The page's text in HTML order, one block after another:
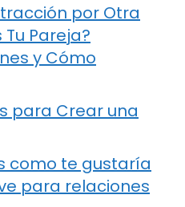
por Otra
Pareja?
y Cómo
para Crear una
como te gustaría
para relaciones